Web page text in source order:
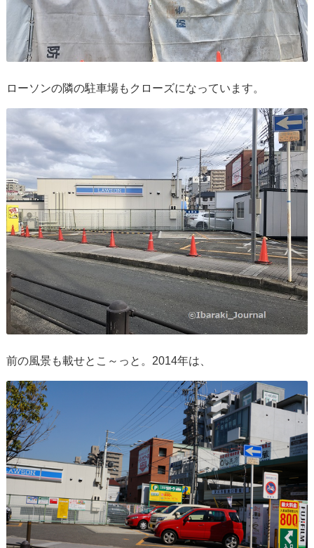
ローソンの隣の駐車場もクローズになっています。
前の風景も載せとこ～っと。2014年は、